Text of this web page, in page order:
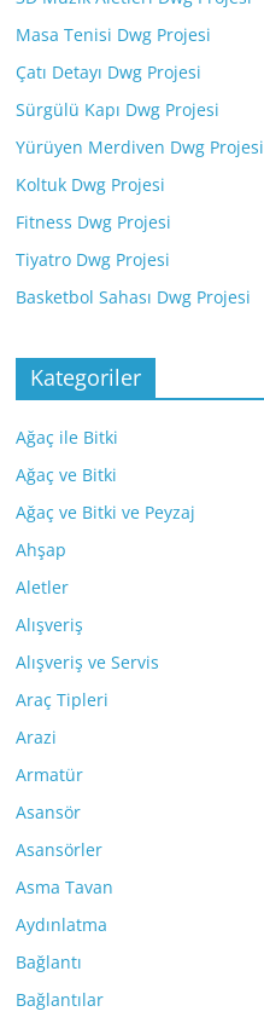
Masa Tenisi Dwg Projesi
Çatı Detayı Dwg Projesi
Sürgülü Kapı Dwg Projesi
Yürüyen Merdiven Dwg Projesi
Koltuk Dwg Projesi
Fitness Dwg Projesi
Tiyatro Dwg Projesi
Basketbol Sahası Dwg Projesi
Kategoriler
Ağaç ile Bitki
Ağaç ve Bitki
Ağaç ve Bitki ve Peyzaj
Ahşap
Aletler
Alışveriş
Alışveriş ve Servis
Araç Tipleri
Arazi
Armatür
Asansör
Asansörler
Asma Tavan
Aydınlatma
Bağlantı
Bağlantılar